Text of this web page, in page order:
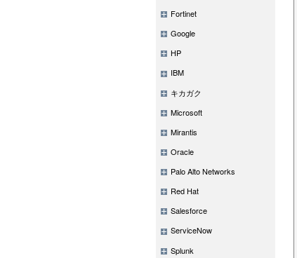
Fortinet
Google
HP
IBM
キカガク
Microsoft
Mirantis
Oracle
Palo Alto Networks
Red Hat
Salesforce
ServiceNow
Splunk